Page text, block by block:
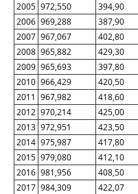
2005 972,550 394,90
2006 969,288 387,90
2007 967,067 402,80
2008 965,882 429,30
2009 965,693 397,80
2010 966,429 420,50
2011 967,982 418,60
2012 970,214 425,00
2013 972,951 423,50
2014 975,987 417,80
2015 979,080 412,10
2016 981,956 408,50
2017 984,309 422,07